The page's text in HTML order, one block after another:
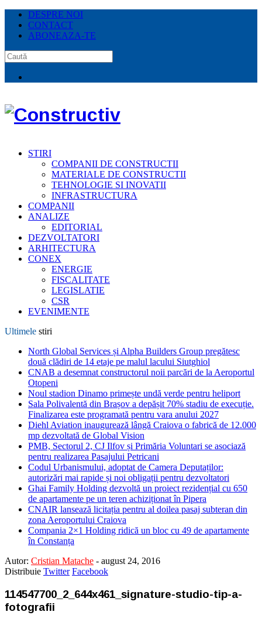
DESPRE NOI
CONTACT
ABONEAZA-TE
STIRI
COMPANII DE CONSTRUCTII
MATERIALE DE CONSTRUCTII
TEHNOLOGIE SI INOVATII
INFRASTRUCTURA
COMPANII
ANALIZE
EDITORIAL
DEZVOLTATORI
ARHITECTURA
CONEX
ENERGIE
FISCALITATE
LEGISLATIE
CSR
EVENIMENTE
Ultimele stiri
North Global Services și Alpha Builders Group pregătesc
două clădiri de 14 etaje pe malul lacului Siutghiol
CNAB a desemnat constructorul noii parcări de la Aeroportul
Otopeni
Noul stadion Dinamo primește undă verde pentru heliport
Sala Polivalentă din Brașov a depășit 70% stadiu de execuție.
Finalizarea este programată pentru vara anului 2027
Diehl Aviation inaugurează lângă Craiova o fabrică de 12.000
mp dezvoltată de Global Vision
PMB, Sectorul 2, CJ Ilfov și Primăria Voluntari se asociază
pentru realizarea Pasajului Petricani
Codul Urbanismului, adoptat de Camera Deputaților:
autorizări mai rapide și noi obligații pentru dezvoltatori
Ghai Family Holding dezvoltă un proiect rezidențial cu 650
de apartamente pe un teren achiziționat în Pipera
CNAIR lansează licitația pentru al doilea pasaj subteran din
zona Aeroportului Craiova
Compania 2×1 Holding ridică un bloc cu 49 de apartamente
în Constanța
Autor: Cristian Matache - august 24, 2016
Distribuie Twitter Facebook
114547700_2_644x461_signature-studio-tip-a-
fotografii